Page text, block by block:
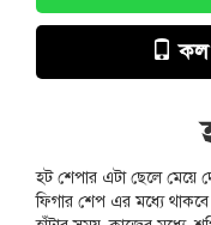
কল
হট শেপার এটা ছেলে মেয়ে
ফিগার শেপ এর মধ্যে